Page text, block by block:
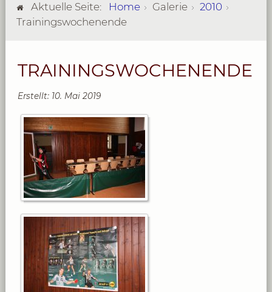
Aktuelle Seite: Home Galerie
2010
Trainingswochenende
TRAININGSWOCHENENDE
Erstellt: 10. Mai 2019